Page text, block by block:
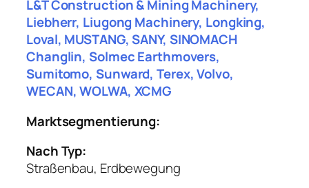
L&T Construction & Mining Machinery,
Liebherr, Liugong Machinery, Longking,
Loval, MUSTANG, SANY, SINOMACH
Changlin, Solmec Earthmovers,
Sumitomo, Sunward, Terex, Volvo,
WECAN, WOLWA, XCMG
Marktsegmentierung:
Nach Typ:
Straßenbau, Erdbewegung